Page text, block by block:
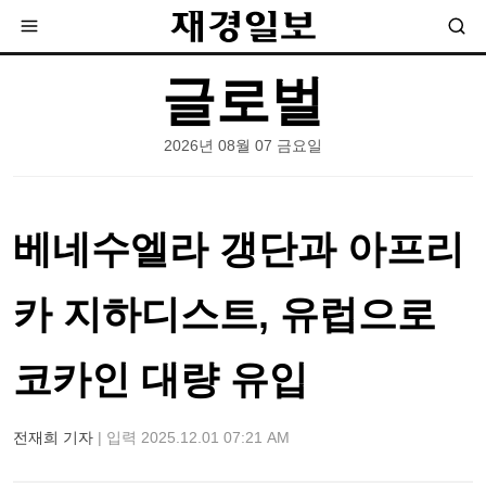
글로벌
2026년 08월 07 금요일
베네수엘라 갱단과 아프리
카 지하디스트, 유럽으로
코카인 대량 유입
전재희 기자 | 입력 2025.12.01 07:21 AM